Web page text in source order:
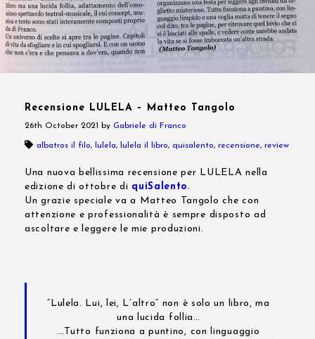
Recensione LULELA – Matteo Tangolo
26th October 2021 by Gabriele di Franco
albatros il filo, lulela, lulela il libro, quisalento, recensione, review
Una nuova bellissima recensione per LULELA nella
edizione di ottobre di quiSalento.
Un grazie speciale va a Matteo Tangolo che con
attenzione e professionalità è sempre disposto ad
ascoltare e leggere le mie produzioni.
“Lulela. Lui, lei, L’altro” non è solo un libro, ma
una lucida follia…
…Tutto funziona a puntino, con linguaggio